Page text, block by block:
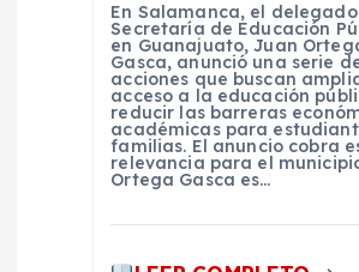
En Salamanca, el
Secretaría de Educación
en Guanajuato, Juan
Gasca, anunció una serie
acciones que buscan
acceso a la educación
reducir las barreras
académicas para
familias. El anuncio cobra
relevancia para el
Ortega Gasca es…